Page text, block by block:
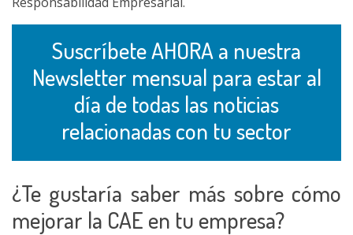
Suscríbete AHORA a nuestra
Newsletter mensual para estar al
día de todas las noticias
relacionadas con tu sector
¿Te gustaría saber más sobre cómo
mejorar la CAE en tu empresa?